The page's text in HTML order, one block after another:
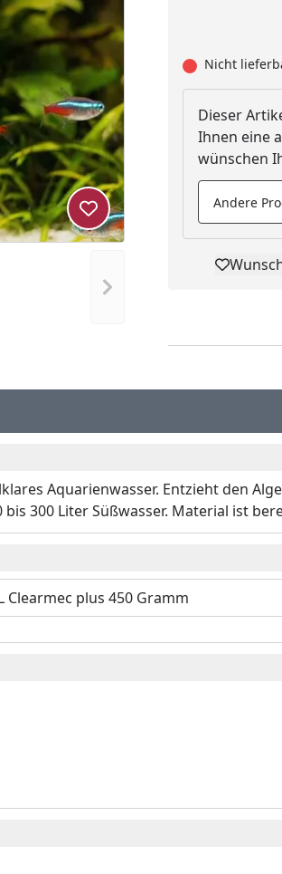
Nächstes Bild anzeigen
Produkt zur Wunschliste
Nicht
Dieser
Ihnen eine
wünschen
Andere
Aquarienwasser. Entzieht den
300 Liter Süßwasser. Material ist
Clearmec plus 450 Gramm